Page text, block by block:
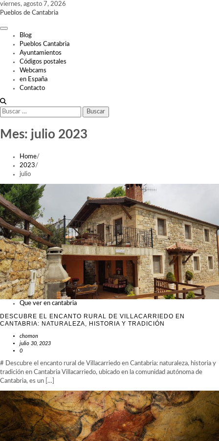
Skip
to
viernes, agosto 7, 2026
Pueblos de Cantabria
Blog
Pueblos Cantabria
Ayuntamientos
Códigos postales
Webcams
en España
Contacto
Buscar:
Mes: julio 2023
Home
2023
julio
Que ver en cantabria
DESCUBRE EL ENCANTO RURAL DE VILLACARRIEDO EN
CANTABRIA: NATURALEZA, HISTORIA Y TRADICIÓN
chomon
julio 30, 2023
0
# Descubre el encanto rural de Villacarriedo en Cantabria: naturaleza, historia y
tradición en Cantabria Villacarriedo, ubicado en la comunidad autónoma de
Cantabria, es un […]